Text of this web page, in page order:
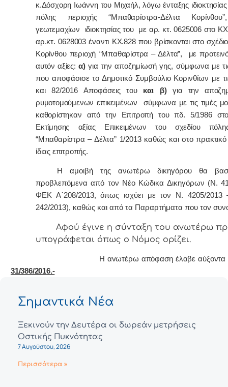
κ.Δόσχορη Ιωάννη του Μιχαήλ, λόγω ένταξης ιδιοκτησίας
πόλης περιοχής “Μπαθαρίστρα-Δέλτα
γεωτεμαχίων ιδιοκτησίας του με αρ. κτ. 0625006 στο
αρ.κτ. 0628003 έναντι ΚΧ.828 που βρίσκονται στο
Κορίνθου περιοχή “Μπαθαρίστρα – Δέλτα”, με
αυτόν αξίες: α) για την αποζημίωσή γης, σύμφωνα με
που αποφάσισε το Δημοτικό Συμβούλιο Κορινθίων με
και 82/2016 Αποφάσεις του και β) για την
ρυμοτομούμενων επικειμένων σύμφωνα με τις τιμές
καθορίστηκαν από την Επιτροπή του πδ. 5/1986
Εκτίμησης αξίας Επικειμένων του σχεδίου
“Μπαθαρίστρα – Δέλτα” 1/2013 καθώς και στο
ίδιας επιτροπής.
Η αμοιβή της ανωτέρω δικηγόρου θα
προβλεπόμενα από τον Νέο Κώδικα Δικηγόρων (Ν.
ΦΕΚ Α΄208/2013, όπως ισχύει με τον Ν. 4205/
242/2013), καθώς και από τα Παραρτήματα που τον
Αφoύ έγιvε η σύvταξη τoυ αvωτέρω
υπoγράφεται όπως o Νόμoς oρίζει.
Η αvωτέρω απόφαση έλαβε αύξοντα
31/386/2016.-
Σημαντικά Νέα
Ξεκινούν την Δευτέρα οι δωρεάν μετρήσεις
Οστικής Πυκνότητας
7 Αυγούστου, 2026
Περισσότερα »